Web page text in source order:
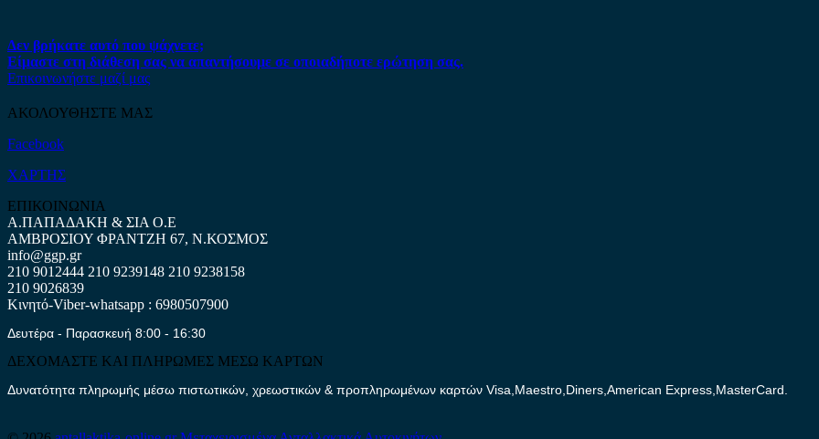
Δεν βρήκατε αυτό που ψάχνετε;
Είμαστε στη διάθεση σας να απαντήσουμε σε οποιαδήποτε ερώτηση σας.
Επικοινωνήστε μαζί μας
ΑΚΟΛΟΥΘΗΣΤΕ ΜΑΣ
Facebook
ΧΑΡΤΗΣ
ΕΠΙΚΟΙΝΩΝΙΑ
Α.ΠΑΠΑΔΑΚΗ & ΣΙΑ Ο.Ε
ΑΜΒΡΟΣΙΟΥ ΦΡΑΝΤΖΗ 67, Ν.ΚΟΣΜΟΣ
info@ggp.gr
210 9012444 210 9239148 210 9238158
210 9026839
Κινητό-Viber-whatsapp : 6980507900
Δευτέρα - Παρασκευή 8:00 - 16:30
ΔΕΧΟΜΑΣΤΕ ΚΑΙ ΠΛΗΡΩΜΕΣ ΜΕΣΩ ΚΑΡΤΩΝ
Δυνατότητα πληρωμής μέσω πιστωτικών, χρεωστικών & προπληρωμένων καρτών Visa,Maestro,Diners,American Express,MasterCard.